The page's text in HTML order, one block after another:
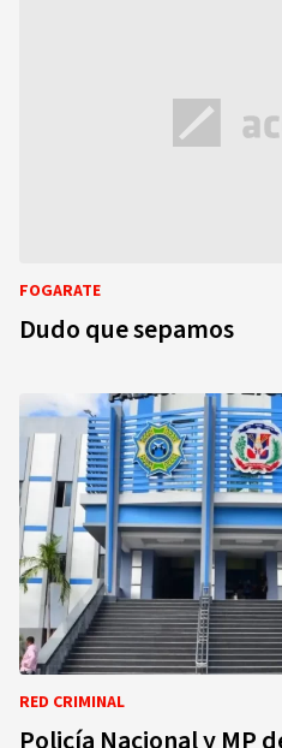
FOGARATE
Dudo que sepamos
RED CRIMINAL